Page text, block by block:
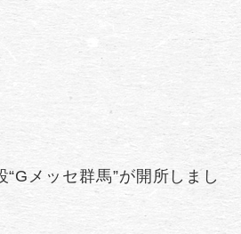
メッセ群馬”が開所しまし